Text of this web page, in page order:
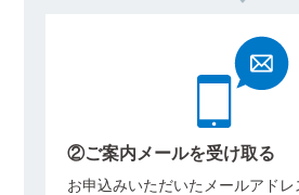
②ご案内メールを受け取る
お申込みいただいたメールアド